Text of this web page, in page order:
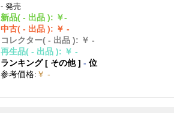
- 発売
新品( - 出品 ): ￥-
中古( - 出品 ): ￥ -
コレクター( - 出品 ): ￥ -
再生品( - 出品 ): ￥ -
ランキング [ その他]- 位
参考価格: ￥ -